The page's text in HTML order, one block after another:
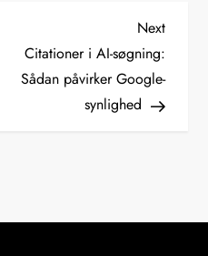
Next
Post
Next
Citationer i AI-søgning:
Sådan påvirker Google-
synlighed